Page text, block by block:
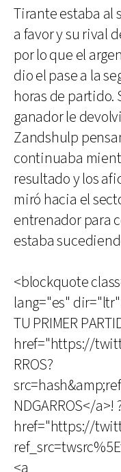
Tirante estaba al
a favor y su rival
por lo que el
dio el pase a la
horas de partido.
ganador le
Zandshulp
continuaba
resultado y los
miró hacia el
entrenador para
estaba
<blockquote
lang="es"
TU PRIMER
href="https://
RROS?
NDGARROS</a>!
href="https://